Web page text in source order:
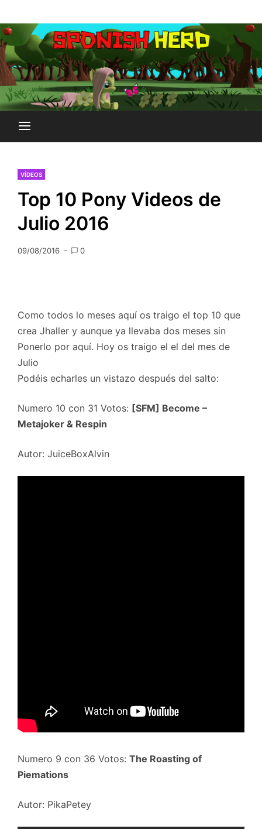
al
contenido
SPONISH HERD
VÍDEOS
Top 10 Pony Videos de
Julio 2016
09/08/2016 0
Como todos lo meses aquí os traigo el top 10 que
crea Jhaller y aunque ya llevaba dos meses sin
Ponerlo por aquí. Hoy os traigo el el del mes de
Julio
Podéis echarles un vistazo después del salto:
Numero 10 con 31 Votos: [SFM] Become –
Metajoker & Respin
Autor: JuiceBoxAlvin
Numero 9 con 36 Votos: The Roasting of
Piemations
Autor: PikaPetey